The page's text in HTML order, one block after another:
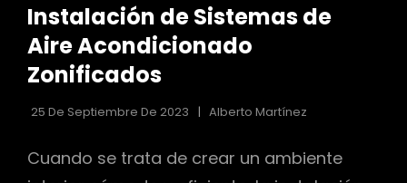
LAS
CATEGORÍAS
Instalación de Sistemas de
Aire Acondicionado
Zonificados
25 De Septiembre De 2023 Alberto Martínez
Cuando se trata de crear un ambiente